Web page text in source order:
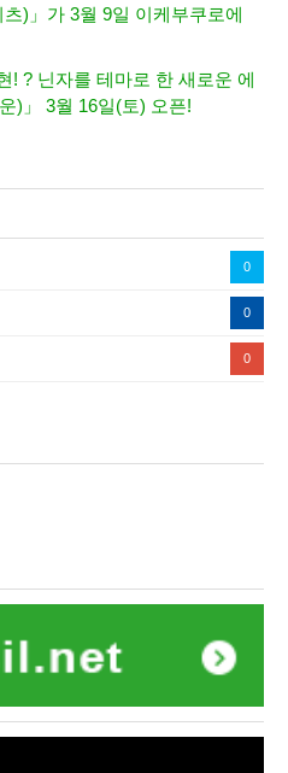
)」가 3월 9일 이케부쿠로에
! ? 닌자를 테마로 한 새로운 에
)」 3월 16일(토) 오픈!
0
0
0